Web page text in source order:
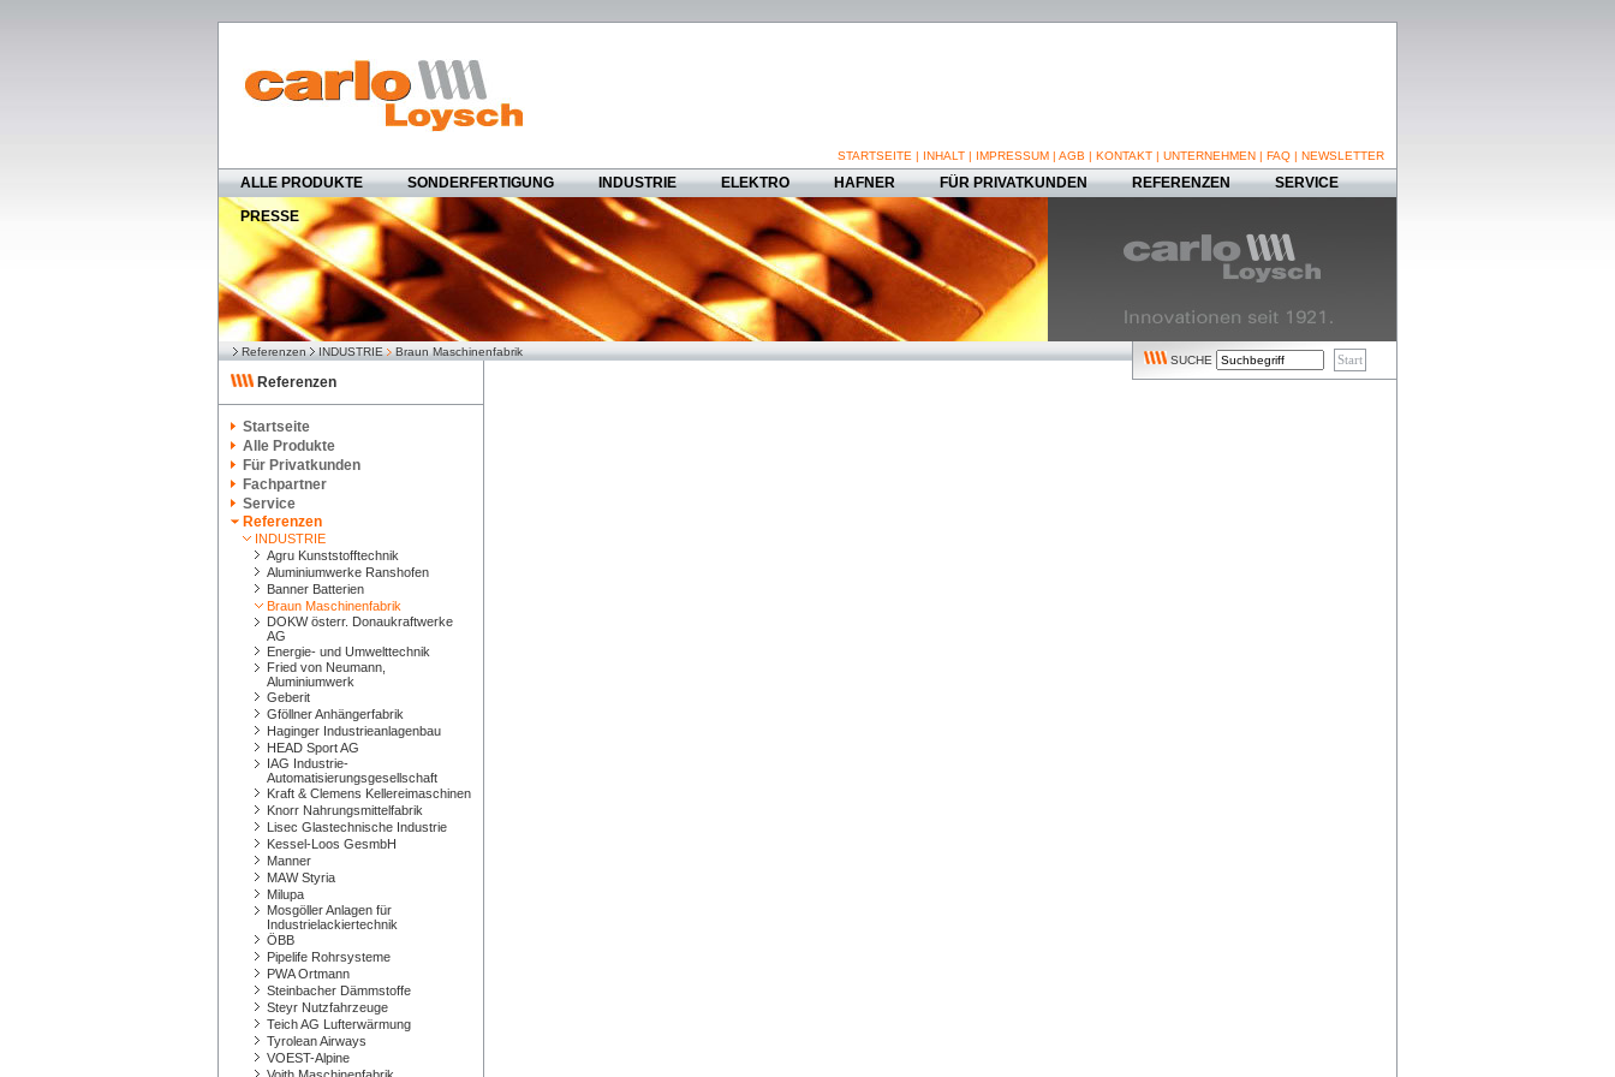
STARTSEITE | INHALT | IMPRESSUM | AGB | KONTAKT | UNTERNEHMEN | FAQ | NEWSLETTER
ALLE PRODUKTE SONDERFERTIGUNG INDUSTRIE ELEKTRO HAFNER FÜR PRIVATKUNDEN REFERENZEN
SERVICE
PRESSE
Referenzen INDUSTRIE Braun Maschinenfabrik
Referenzen
Startseite
Alle Produkte
Für Privatkunden
Fachpartner
Service
Referenzen
INDUSTRIE
Agru Kunststofftechnik
Aluminiumwerke Ranshofen
Banner Batterien
Braun Maschinenfabrik
DOKW österr. Donaukraftwerke
AG
Energie- und Umwelttechnik
Fried von Neumann,
Aluminiumwerk
Geberit
Gföllner Anhängerfabrik
Haginger Industrieanlagenbau
HEAD Sport AG
IAG Industrie-
Automatisierungsgesellschaft
Kraft & Clemens Kellereimaschinen
Knorr Nahrungsmittelfabrik
Lisec Glastechnische Industrie
Kessel-Loos GesmbH
Manner
MAW Styria
Milupa
Mosgöller Anlagen für
Industrielackiertechnik
ÖBB
Pipelife Rohrsysteme
PWA Ortmann
Steinbacher Dämmstoffe
Steyr Nutzfahrzeuge
Teich AG Lufterwärmung
Tyrolean Airways
VOEST-Alpine
SUCHE